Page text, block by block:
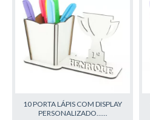
10 PORTA LÁPIS COM DISPLAY
PERSONALIZADO......